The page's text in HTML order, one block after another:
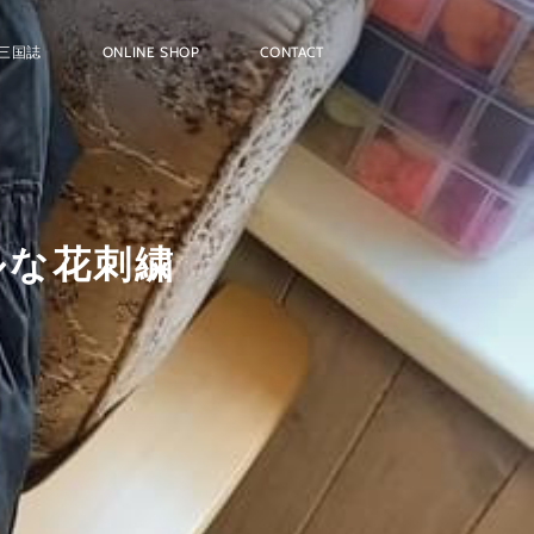
国誌 ONLINE SHOP CONTACT
花刺繍